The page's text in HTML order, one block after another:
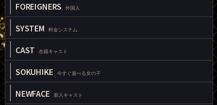
FOREIGNERS 外国人
SYSTEM 料金システム
CAST 在籍キャスト
SOKUHIKE 今すぐ遊べる女の子
NEWFACE 新人キャスト